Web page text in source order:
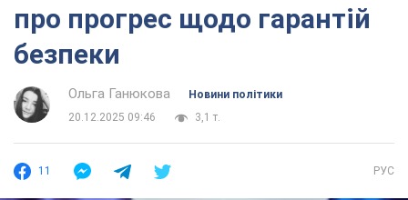
про прогрес щодо гарантій
безпеки
Ольга Ганюкова
Новини політики
20.12.2025 09:46
3,1 т.
11 РУС